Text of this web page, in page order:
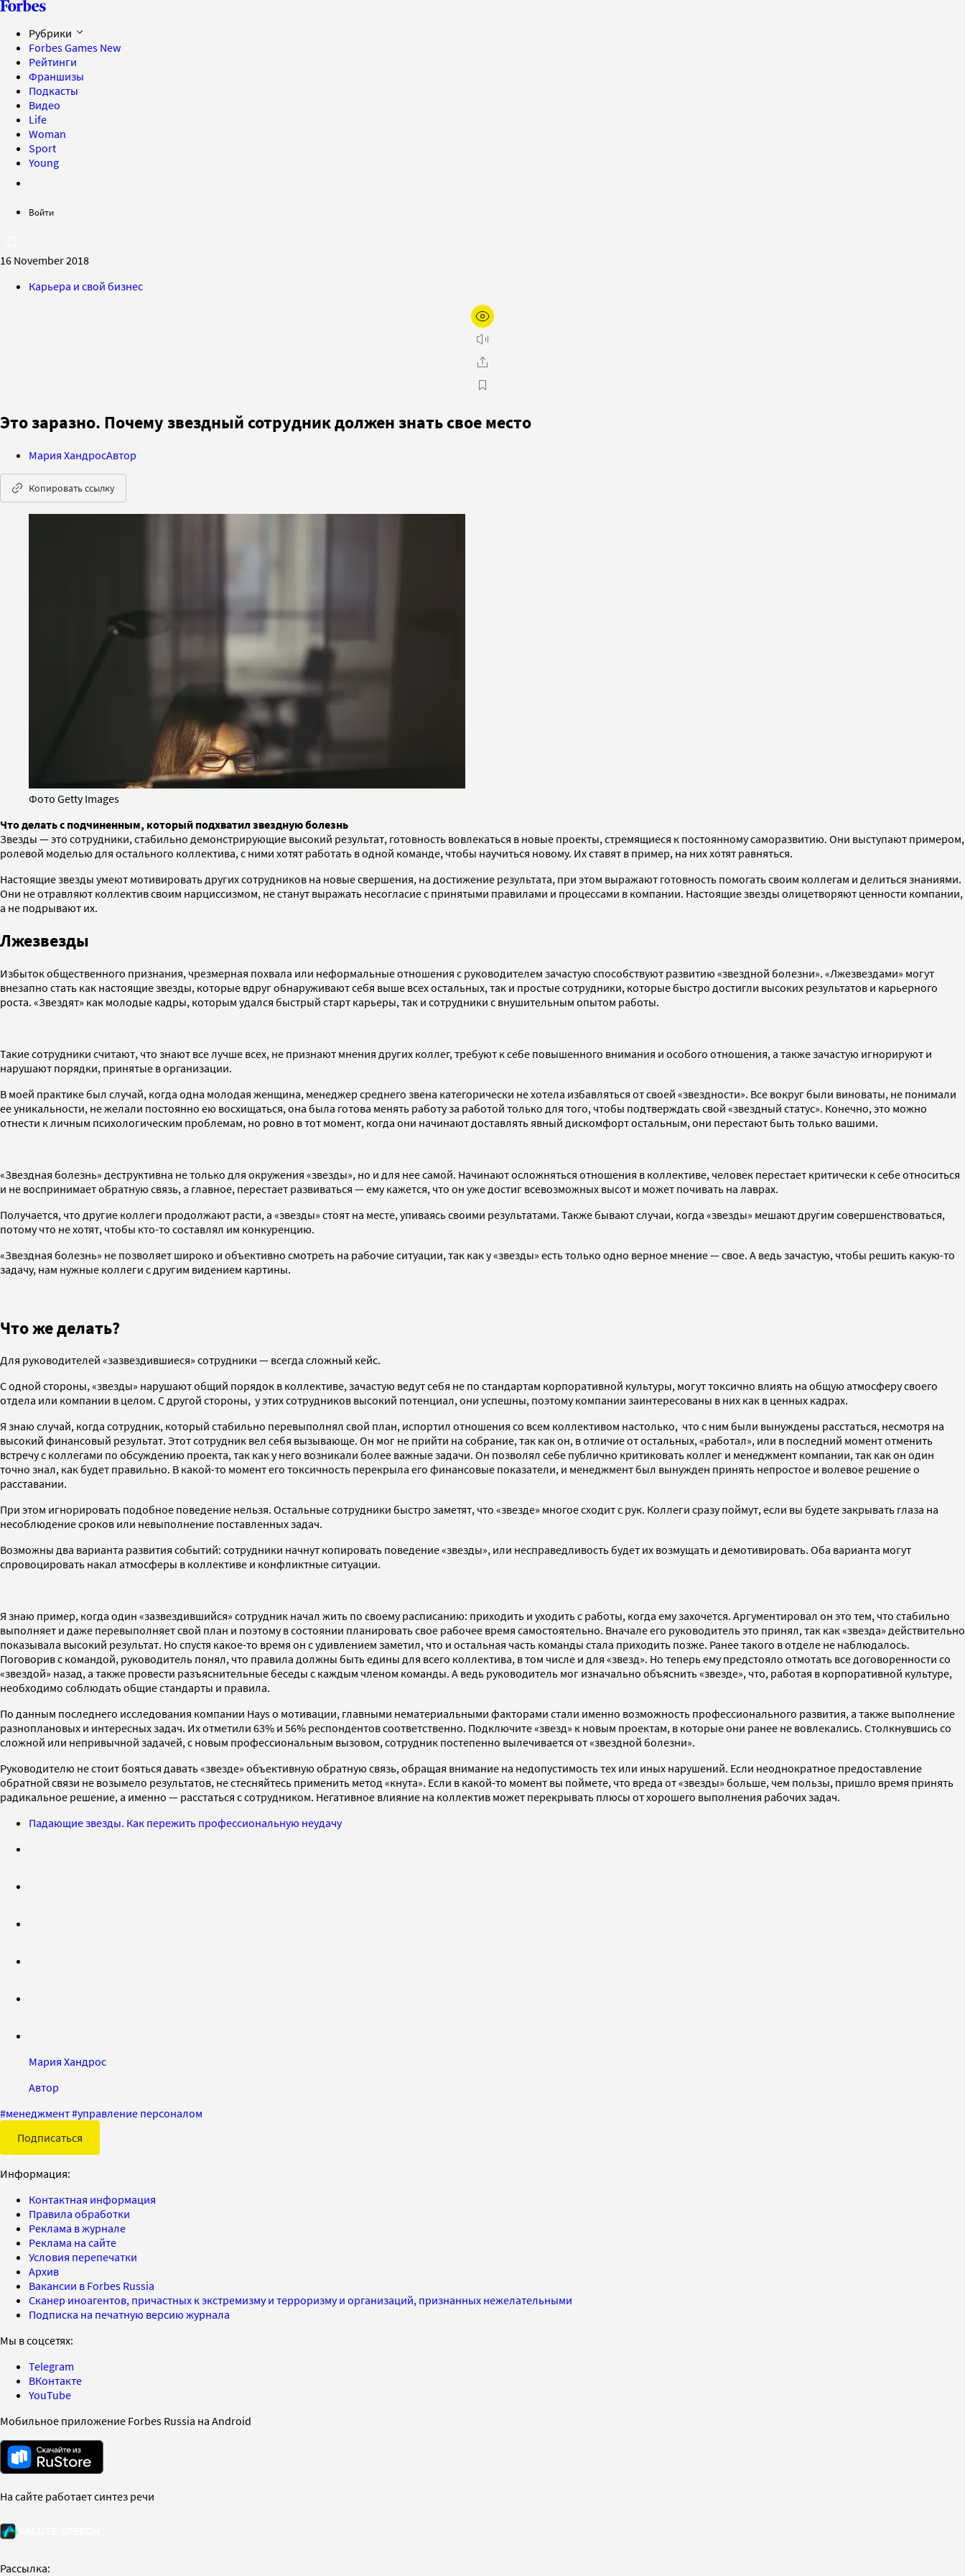
Рубрики
Forbes Games New
Рейтинги
Франшизы
Подкасты
Видео
Life
Woman
Sport
Young
Войти
16 November 2018
Карьера и свой бизнес
Это заразно. Почему звездный сотрудник должен знать свое место
Мария ХандросАвтор
Копировать ссылку
Фото Getty Images
Что делать с подчиненным, который подхватил звездную болезнь
Звезды — это сотрудники, стабильно демонстрирующие высокий результат, готовность вовлекаться в новые проекты, стремящиеся к постоянному саморазвитию. Они выступают примером,
ролевой моделью для остального коллектива, с ними хотят работать в одной команде, чтобы научиться новому. Их ставят в пример, на них хотят равняться.
Настоящие звезды умеют мотивировать других сотрудников на новые свершения, на достижение результата, при этом выражают готовность помогать своим коллегам и делиться знаниями.
Они не отравляют коллектив своим нарциссизмом, не станут выражать несогласие с принятыми правилами и процессами в компании. Настоящие звезды олицетворяют ценности компании,
а не подрывают их.
Лжезвезды
Избыток общественного признания, чрезмерная похвала или неформальные отношения с руководителем зачастую способствуют развитию «звездной болезни». «Лжезвездами» могут
внезапно стать как настоящие звезды, которые вдруг обнаруживают себя выше всех остальных, так и простые сотрудники, которые быстро достигли высоких результатов и карьерного
роста. «Звездят» как молодые кадры, которым удался быстрый старт карьеры, так и сотрудники с внушительным опытом работы.
Такие сотрудники считают, что знают все лучше всех, не признают мнения других коллег, требуют к себе повышенного внимания и особого отношения, а также зачастую игнорируют и
нарушают порядки, принятые в организации.
В моей практике был случай, когда одна молодая женщина, менеджер среднего звена категорически не хотела избавляться от своей «звездности». Все вокруг были виноваты, не понимали
ее уникальности, не желали постоянно ею восхищаться, она была готова менять работу за работой только для того, чтобы подтверждать свой «звездный статус». Конечно, это можно
отнести к личным психологическим проблемам, но ровно в тот момент, когда они начинают доставлять явный дискомфорт остальным, они перестают быть только вашими.
«Звездная болезнь» деструктивна не только для окружения «звезды», но и для нее самой. Начинают осложняться отношения в коллективе, человек перестает критически к себе относиться
и не воспринимает обратную связь, а главное, перестает развиваться — ему кажется, что он уже достиг всевозможных высот и может почивать на лаврах.
Получается, что другие коллеги продолжают расти, а «звезды» стоят на месте, упиваясь своими результатами. Также бывают случаи, когда «звезды» мешают другим совершенствоваться,
потому что не хотят, чтобы кто-то составлял им конкуренцию.
«Звездная болезнь» не позволяет широко и объективно смотреть на рабочие ситуации, так как у «звезды» есть только одно верное мнение — свое. А ведь зачастую, чтобы решить какую-то
задачу, нам нужные коллеги с другим видением картины.
Что же делать?
Для руководителей «зазвездившиеся» сотрудники — всегда сложный кейс.
С одной стороны, «звезды» нарушают общий порядок в коллективе, зачастую ведут себя не по стандартам корпоративной культуры, могут токсично влиять на общую атмосферу своего
отдела или компании в целом. С другой стороны, у этих сотрудников высокий потенциал, они успешны, поэтому компании заинтересованы в них как в ценных кадрах.
Я знаю случай, когда сотрудник, который стабильно перевыполнял свой план, испортил отношения со всем коллективом настолько, что с ним были вынуждены расстаться, несмотря на
высокий финансовый результат. Этот сотрудник вел себя вызывающе. Он мог не прийти на собрание, так как он, в отличие от остальных, «работал», или в последний момент отменить
встречу с коллегами по обсуждению проекта, так как у него возникали более важные задачи. Он позволял себе публично критиковать коллег и менеджмент компании, так как он один
точно знал, как будет правильно. В какой-то момент его токсичность перекрыла его финансовые показатели, и менеджмент был вынужден принять непростое и волевое решение о
расставании.
При этом игнорировать подобное поведение нельзя. Остальные сотрудники быстро заметят, что «звезде» многое сходит с рук. Коллеги сразу поймут, если вы будете закрывать глаза на
несоблюдение сроков или невыполнение поставленных задач.
Возможны два варианта развития событий: сотрудники начнут копировать поведение «звезды», или несправедливость будет их возмущать и демотивировать. Оба варианта могут
спровоцировать накал атмосферы в коллективе и конфликтные ситуации.
Я знаю пример, когда один «зазвездившийся» сотрудник начал жить по своему расписанию: приходить и уходить с работы, когда ему захочется. Аргументировал он это тем, что стабильно
выполняет и даже перевыполняет свой план и поэтому в состоянии планировать свое рабочее время самостоятельно. Вначале его руководитель это принял, так как «звезда» действительно
показывала высокий результат. Но спустя какое-то время он с удивлением заметил, что и остальная часть команды стала приходить позже. Ранее такого в отделе не наблюдалось.
Поговорив с командой, руководитель понял, что правила должны быть едины для всего коллектива, в том числе и для «звезд». Но теперь ему предстояло отмотать все договоренности со
«звездой» назад, а также провести разъяснительные беседы с каждым членом команды. А ведь руководитель мог изначально объяснить «звезде», что, работая в корпоративной культуре,
необходимо соблюдать общие стандарты и правила.
По данным последнего исследования компании Hays о мотивации, главными нематериальными факторами стали именно возможность профессионального развития, а также выполнение
разноплановых и интересных задач. Их отметили 63% и 56% респондентов соответственно. Подключите «звезд» к новым проектам, в которые они ранее не вовлекались. Столкнувшись со
сложной или непривычной задачей, с новым профессиональным вызовом, сотрудник постепенно вылечивается от «звездной болезни».
Руководителю не стоит бояться давать «звезде» объективную обратную связь, обращая внимание на недопустимость тех или иных нарушений. Если неоднократное предоставление
обратной связи не возымело результатов, не стесняйтесь применить метод «кнута». Если в какой-то момент вы поймете, что вреда от «звезды» больше, чем пользы, пришло время принять
радикальное решение, а именно — расстаться с сотрудником. Негативное влияние на коллектив может перекрывать плюсы от хорошего выполнения рабочих задач.
Падающие звезды. Как пережить профессиональную неудачу
Мария Хандрос
Автор
#менеджмент#управление персоналом
Подписаться
Информация:
Контактная информация
Правила обработки
Реклама в журнале
Реклама на сайте
Условия перепечатки
Архив
Вакансии в Forbes Russia
Сканер иноагентов, причастных к экстремизму и терроризму и организаций, признанных нежелательными
Подписка на печатную версию журнала
Мы в соцсетях:
Telegram
ВКонтакте
YouTube
Мобильное приложение Forbes Russia на Android
На сайте работает синтез речи
Рассылка: